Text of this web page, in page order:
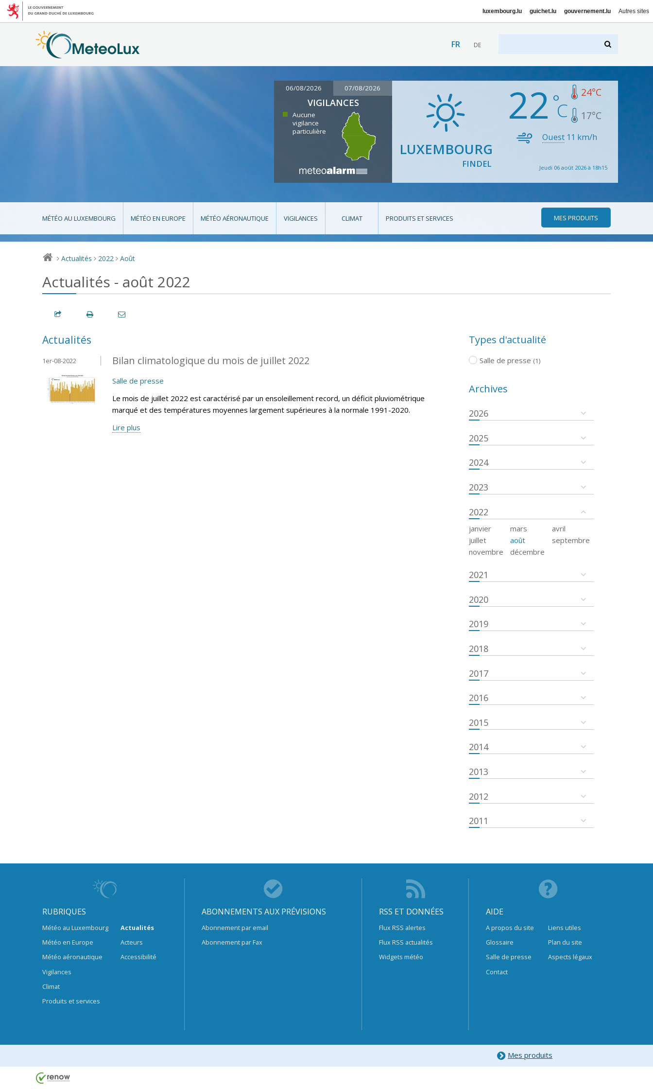
luxembourg.lu guichet.lu gouvernement.lu Autres sites
FR DE
06/08/2026 07/08/2026
VIGILANCES
Aucune
vigilance
particulière
LUXEMBOURG
FINDEL
22 24°C
17°C
Ouest 11 km/h
Jeudi 06 août 2026 à 18h15
MÉTÉO AU LUXEMBOURG MÉTÉO EN EUROPE MÉTÉO AÉRONAUTIQUE VIGILANCES CLIMAT PRODUITS ET SERVICES MES PRODUITS
> Actualités > 2022 > Août
Actualités - août 2022
Actualités
Bilan climatologique du mois de juillet 2022
1er-08-2022
Salle de presse
Le mois de juillet 2022 est caractérisé par un ensoleillement record, un déficit pluviométrique
marqué et des températures moyennes largement supérieures à la normale 1991-2020.
Lire plus
Types d'actualité
Salle de presse (1)
Archives
2026
2025
2024
2023
2022
janvier mars
avril
juillet
août
septembre
novembre
décembre
2021
2020
2019
2018
2017
2016
2015
2014
2013
2012
2011
RUBRIQUES
Météo au Luxembourg
Météo en Europe
Météo aéronautique
Vigilances
Climat
Produits et services
Actualités
Acteurs
Accessibilité
ABONNEMENTS AUX PRÉVISIONS
Abonnement par email
Abonnement par Fax
RSS ET DONNÉES
Flux RSS alertes
Flux RSS actualités
Widgets météo
AIDE
A propos du site
Glossaire
Salle de presse
Contact
Liens utiles
Plan du site
Aspects légaux
Mes produits